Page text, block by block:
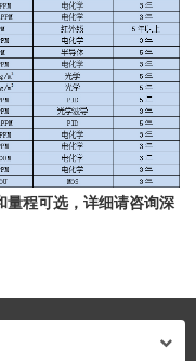
量程可选，详细请咨询深